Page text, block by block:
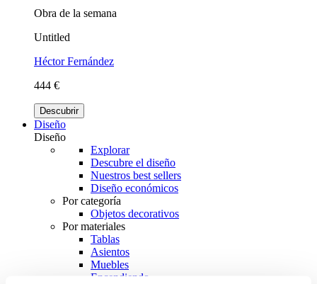
Obra de la semana
Untitled
Héctor Fernández
444 €
Descubrir
Diseño
Diseño
Explorar
Descubre el diseño
Nuestros best sellers
Diseño económicos
Por categoría
Objetos decorativos
Por materiales
Tablas
Asientos
Muebles
Encendiendo